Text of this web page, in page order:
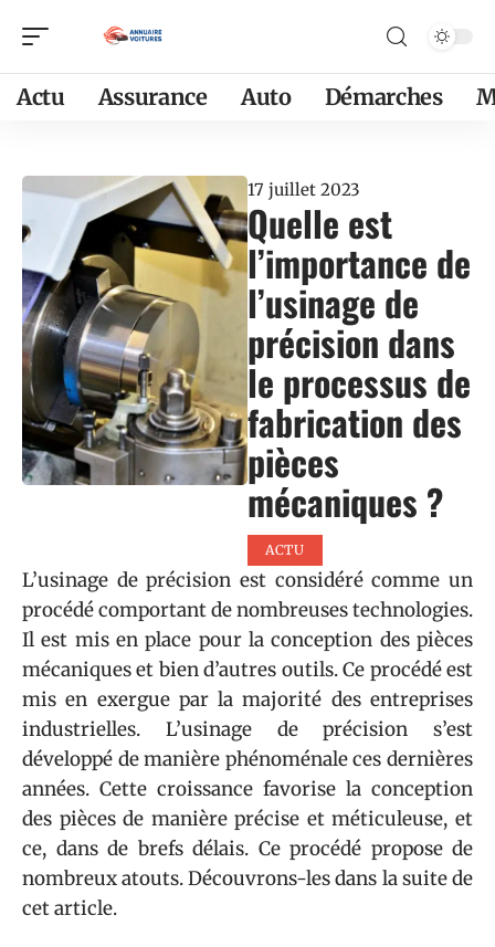
Actu Assurance Auto Démarches
17 juillet 2023
Quelle est
l’importance de
l’usinage de
précision dans
le processus de
fabrication des
pièces
mécaniques ?
ACTU
L’usinage de précision est considéré comme un
procédé comportant de nombreuses technologies.
Il est mis en place pour la conception des pièces
mécaniques et bien d’autres outils. Ce procédé est
mis en exergue par la majorité des entreprises
industrielles. L’usinage de précision s’est
développé de manière phénoménale ces dernières
années. Cette croissance favorise la conception
des pièces de manière précise et méticuleuse, et
ce, dans de brefs délais. Ce procédé propose de
nombreux atouts. Découvrons-les dans la suite de
cet article.